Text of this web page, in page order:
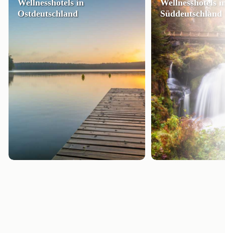
Wellnesshotels in
Ostdeutschland
Wellnesshotels
Süddeutschland